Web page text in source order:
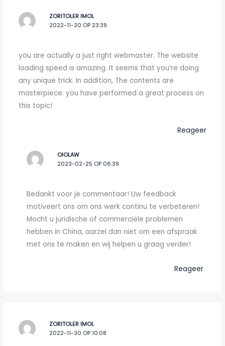
ZORITOLER IMOL
2022-11-20 OP 23:39
you are actually a just right webmaster. The website
loading speed is amazing. It seems that you’re doing
any unique trick. In addition, The contents are
masterpiece. you have performed a great process on
this topic!
Reageer
OIOLAW
2023-02-25 OP 06:39
Bedankt voor je commentaar! Uw feedback
motiveert ons om ons werk continu te verbeteren!
Mocht u juridische of commerciële problemen
hebben in China, aarzel dan niet om een afspraak
met ons te maken en wij helpen u graag verder!
Reageer
ZORITOLER IMOL
2022-11-30 OP 10:08